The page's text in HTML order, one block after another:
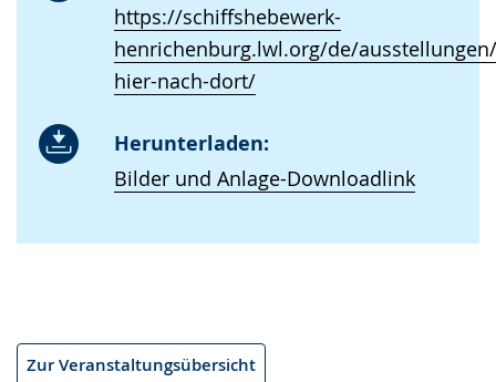
https://schiffshebewerk-
henrichenburg.lwl.org/de/
hier-nach-dort/
Herunterladen:
Bilder und Anlage-Downloadlink
Zur Veranstaltungsübersicht